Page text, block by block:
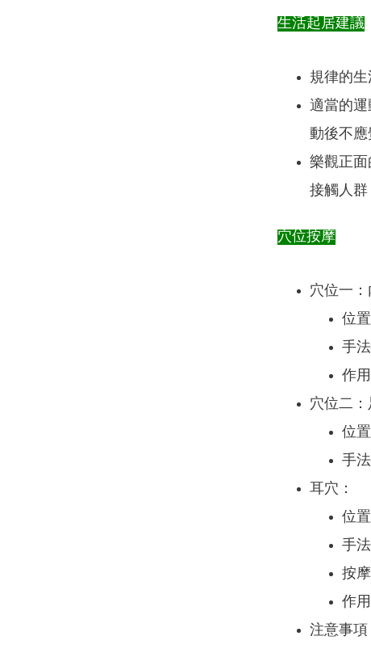
​生活起居建議
規律的
適當的
動後不應
樂觀正面
接觸人群
穴位按摩
穴位一：
位
手
作
穴位二
位
手
耳穴：
位
手
按
作
注意事項